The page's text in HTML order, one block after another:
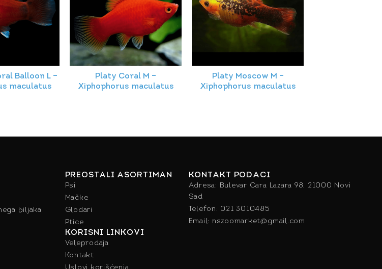
Balloon L –
maculatus
Platy Coral M –
Xiphophorus maculatus
Platy Moscow M –
Xiphophorus maculatus
biljaka
PREOSTALI ASORTIMAN
Psi
Mačke
Glodari
Ptice
KORISNI LINKOVI
Veleprodaja
Kontakt
KONTAKT PODACI
Adresa: Bulevar Cara Lazara 98, 21000 Novi
Sad
Telefon: 021 3010485
Email: nszoomarket@gmail.com